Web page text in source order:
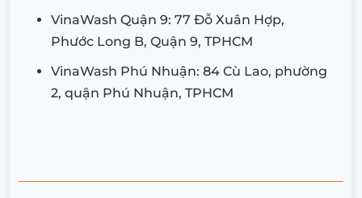
VinaWash Quận 9: 77 Đỗ Xuân Hợp,
Phước Long B, Quận 9, TPHCM
VinaWash Phú Nhuận: 84 Cù Lao, phường
2, quận Phú Nhuận, TPHCM